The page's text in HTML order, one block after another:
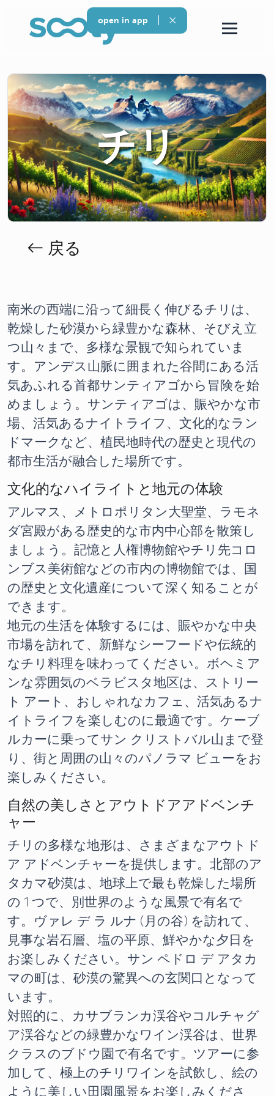
チリ
戻る
南米の西端に沿って細長く伸びるチリは、
乾燥した砂漠から緑豊かな森林、そびえ立
つ山々まで、多様な景観で知られていま
す。アンデス山脈に囲まれた谷間にある活
気あふれる首都サンティアゴから冒険を始
めましょう。サンティアゴは、賑やかな市
場、活気あるナイトライフ、文化的なラン
ドマークなど、植民地時代の歴史と現代の
都市生活が融合した場所です。
文化的なハイライトと地元の体験
アルマス、メトロポリタン大聖堂、ラモネ
ダ宮殿がある歴史的な市内中心部を散策し
ましょう。記憶と人権博物館やチリ先コロ
ンブス美術館などの市内の博物館では、国
の歴史と文化遺産について深く知ることが
できます。
地元の生活を体験するには、賑やかな中央
市場を訪れて、新鮮なシーフードや伝統的
なチリ料理を味わってください。ボヘミア
ンな雰囲気のベラビスタ地区は、ストリー
ト アート、おしゃれなカフェ、活気あるナ
イトライフを楽しむのに最適です。ケーブ
ルカーに乗ってサン クリストバル山まで登
り、街と周囲の山々のパノラマ ビューをお
楽しみください。
自然の美しさとアウトドアアドベンチ
ャー
チリの多様な地形は、さまざまなアウトド
ア アドベンチャーを提供します。北部のア
タカマ砂漠は、地球上で最も乾燥した場所
の 1 つで、別世界のような風景で有名で
す。ヴァレ デ ラ ルナ (月の谷) を訪れて、
見事な岩石層、塩の平原、鮮やかな夕日を
お楽しみください。サン ペドロ デ アタカ
マの町は、砂漠の驚異への玄関口となって
います。
対照的に、カサブランカ渓谷やコルチャグ
ア渓谷などの緑豊かなワイン渓谷は、世界
クラスのブドウ園で有名です。ツアーに参
加して、極上のチリワインを試飲し、絵の
ように美しい田園風景をお楽しみくださ
open in app